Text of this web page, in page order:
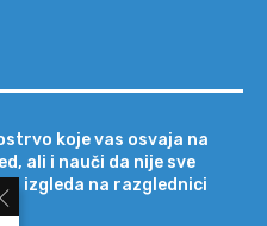
koje vas osvaja na
ali i nauči da nije sve
izgleda na razglednici